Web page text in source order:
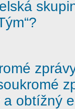
obtížný